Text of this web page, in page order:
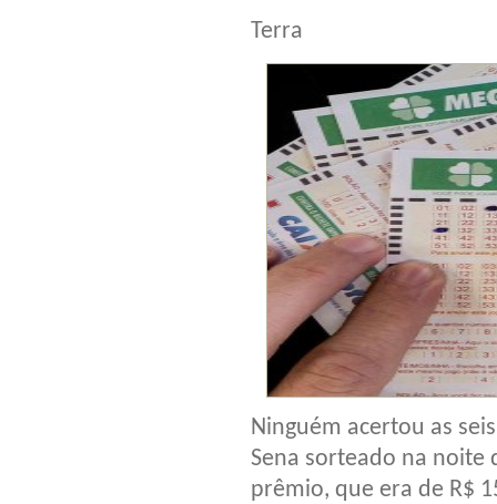
Terra
Ninguém acertou as
Sena sorteado na noite
prêmio, que era de R$